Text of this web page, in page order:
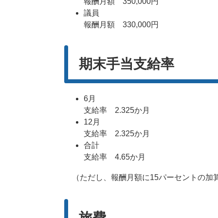
議員
報酬月額 330,000円
期末手当支給率
6月
支給率 2.325か月
12月
支給率 2.325か月
合計
支給率 4.65か月
（ただし、報酬月額に15パーセントの加